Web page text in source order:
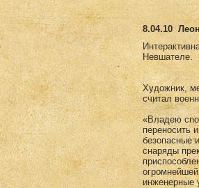
8.04.10
Невшателе.
Художник,
считал
«Владею
переносить
безопасные
снаряды
инженерные